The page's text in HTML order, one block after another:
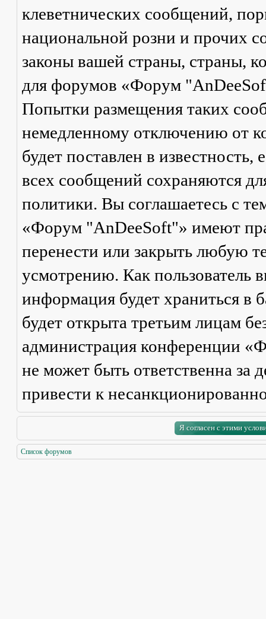
клеветнических сообщений,
национальной розни и прочих
законы вашей страны, страны,
для форумов «Форум
Попытки размещения таких
немедленному отключению от
будет поставлен в
всех сообщений сохраняются
политики. Вы соглашаетесь с
«Форум "AnDeeSoft"» имеют
перенести или закрыть любую
усмотрению. Как пользователь
информация будет храниться в
будет открыта третьим лицам
администрация конференции
не может быть ответственна за
привести к
Список форумов